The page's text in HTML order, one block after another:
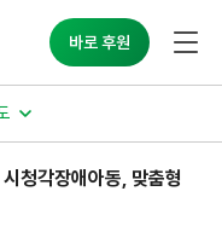
바로 후원
청각장애아동, 맞춤형